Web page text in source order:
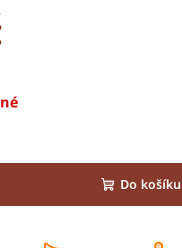
Do košíku